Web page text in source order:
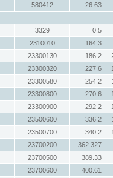
580412
26.63
3329
0.5
2310010
164.3
23300130 186.2
23300320 227.6
23300580 254.2
23300800 270.6
23300900 292.2
23500600 336.2
23500700 340.2
23700200
362.327
23700500
389.33
23700600
400.61